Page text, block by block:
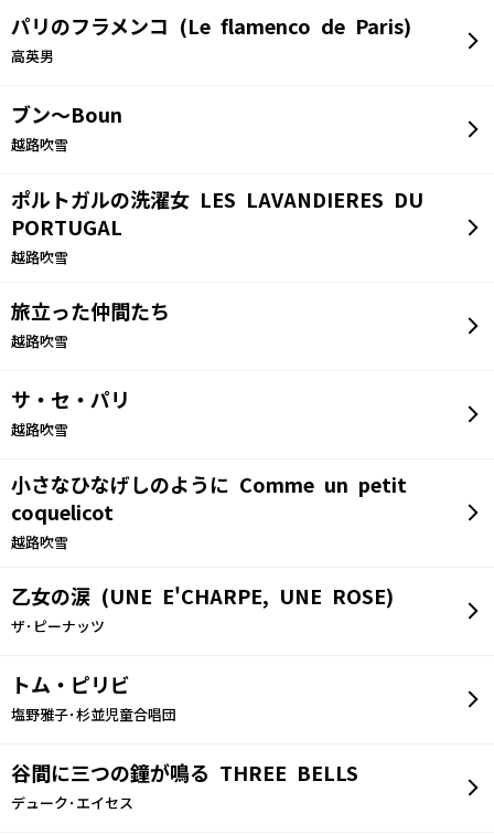
パリのフラメンコ (Le flamenco de Paris)
高英男
ブン～Boun
越路吹雪
ポルトガルの洗濯女 LES LAVANDIERES DU
PORTUGAL
越路吹雪
旅立った仲間たち
越路吹雪
サ・セ・パリ
越路吹雪
小さなひなげしのように Comme un petit
coquelicot
越路吹雪
乙女の涙 (UNE E'CHARPE, UNE ROSE)
ザ･ピーナッツ
トム・ピリビ
塩野雅子･杉並児童合唱団
谷間に三つの鐘が鳴る THREE BELLS
デューク･エイセス